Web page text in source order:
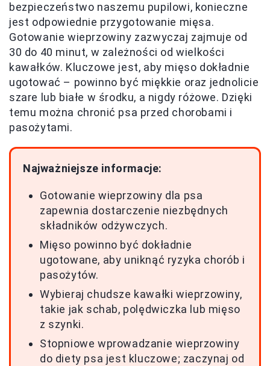
bezpieczeństwo naszemu pupilowi, konieczne
jest odpowiednie przygotowanie mięsa.
Gotowanie wieprzowiny zazwyczaj zajmuje od
30 do 40 minut, w zależności od wielkości
kawałków. Kluczowe jest, aby mięso dokładnie
ugotować – powinno być miękkie oraz jednolicie
szare lub białe w środku, a nigdy różowe. Dzięki
temu można chronić psa przed chorobami i
pasożytami.
Najważniejsze informacje:
Gotowanie wieprzowiny dla psa
zapewnia dostarczenie niezbędnych
składników odżywczych.
Mięso powinno być dokładnie
ugotowane, aby uniknąć ryzyka chorób i
pasożytów.
Wybieraj chudsze kawałki wieprzowiny,
takie jak schab, polędwiczka lub mięso
z szynki.
Stopniowe wprowadzanie wieprzowiny
do diety psa jest kluczowe; zaczynaj od